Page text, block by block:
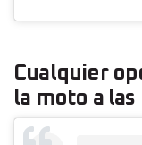
Cualquier
la moto a